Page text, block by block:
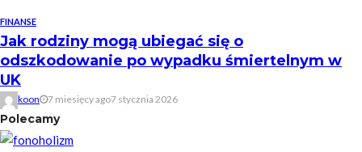
FINANSE
Jak rodziny mogą ubiegać się o
odszkodowanie po wypadku śmiertelnym w
UK
koon 7 miesięcy ago7 stycznia 2026
Polecamy